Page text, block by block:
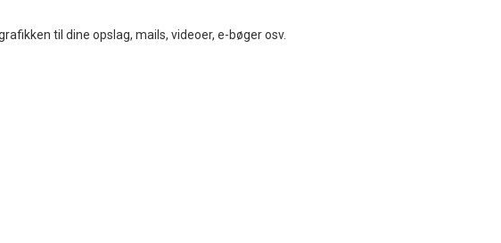
til dine opslag, mails, videoer, e-bøger osv.